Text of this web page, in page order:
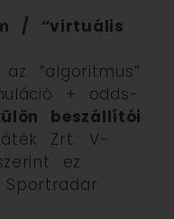
/ “virtuális
“algoritmus”
+ odds-
beszállítói
Zrt. V-
ez